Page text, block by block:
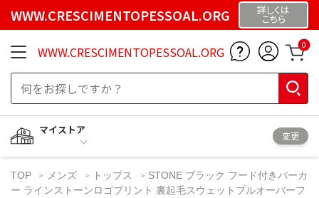
WWW.CRESCIMENTOPESSOAL.ORG 詳しくは
こちら
WWW.CRESCIMENTOPESSOAL.ORG 0
マイストア
変更
TOP メンズ トップス
STONE ブラック フード付きパーカ
ー ラインストーンロゴプリント 裏起毛スウェットプルオーバーフ